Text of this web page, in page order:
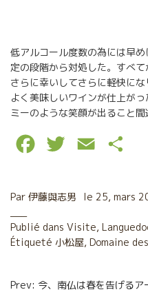
低アルコール度数の為には早
定の段階から対処した。すべ
さらに幸いしてさらに軽快に
よく美味しいワインが仕上が
ミーのような笑顔が出ること間
c
b
i
t
a
l
r
a
Par 伊藤與志男 le 25, mars
Publié dans Visite,
Étiqueté 小松屋, Domaine
Prev: 今、南仏は春を告げるア